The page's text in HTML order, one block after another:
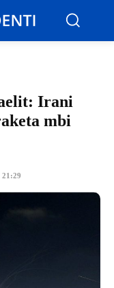
Irani
mbi
21:29